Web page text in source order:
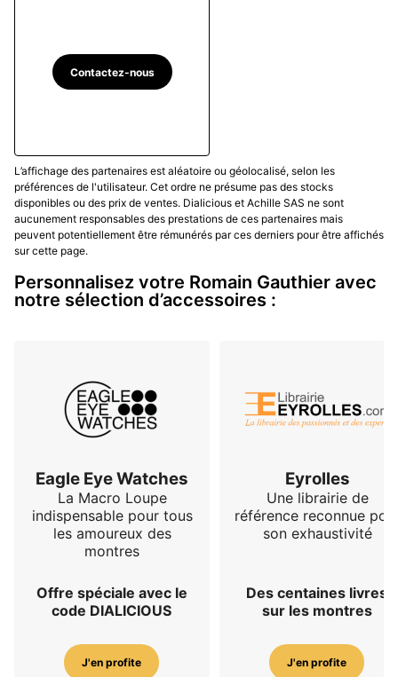
Contactez-nous
L’affichage des partenaires est aléatoire ou géolocalisé, selon les
préférences de l'utilisateur. Cet ordre ne présume pas des stocks
disponibles ou des prix de ventes. Dialicious et Achille SAS ne sont
aucunement responsables des prestations de ces partenaires mais
peuvent potentiellement être rémunérés par ces derniers pour être affichés
sur cette page.
Personnalisez votre Romain Gauthier avec
notre sélection d’accessoires :
Eagle Eye Watches
La Macro Loupe
indispensable pour tous
les amoureux des
montres
Offre spéciale avec le
code DIALICIOUS
J'en profite
Eyrolles
Une librairie de
référence reconnue
son exhaustivité
Des centaines livres
sur les montres
J'en profite